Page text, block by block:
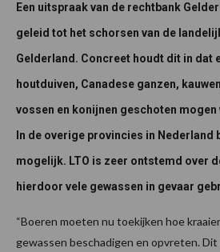
Een uitspraak van de rechtbank
geleid tot het schorsen van de
Gelderland. Concreet houdt dit in dat
houtduiven, Canadese ganzen,
vossen en konijnen geschoten
In de overige provincies in
mogelijk. LTO is zeer ontstemd over
hierdoor vele gewassen in gevaar
“Boeren moeten nu toekijken hoe
gewassen beschadigen en opvreten.